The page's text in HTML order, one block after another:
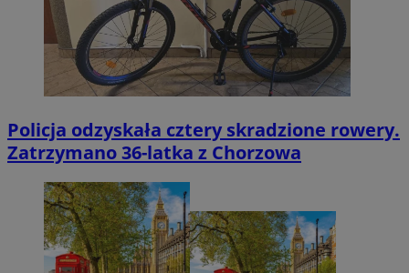
Policja odzyskała cztery skradzione rowery.
Zatrzymano 36-latka z Chorzowa